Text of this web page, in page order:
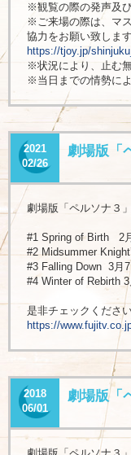
※観覧の際の発声及
※ご来場の際は、マ
協力をお願い致します
https://tjoy.jp/
※状況により、止む
※当日までの情勢に
2021
02/26
劇場版「
劇場版「ペルソナ３
#1 Spring of Birth 2
#2 Midsummer
#3 Falling Down 3月
#4 Winter of Rebirth
是非チェックくださ
https://
2018
06/01
劇場版「